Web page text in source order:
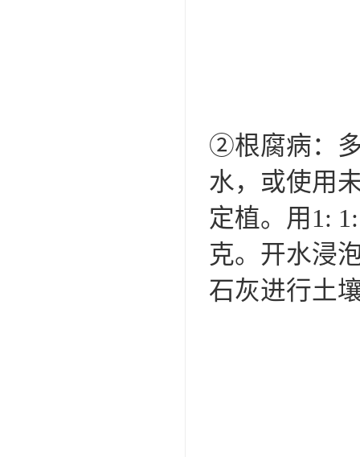
②根腐病：
水，或使用
定植。用1:
克。开水浸
石灰进行土